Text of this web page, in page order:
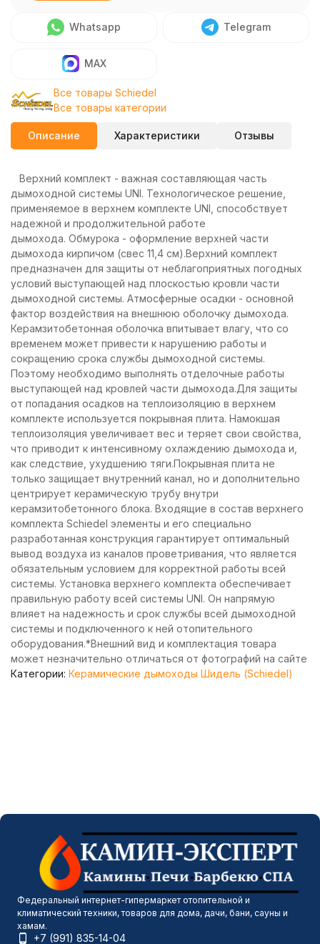
Whatsapp Telegram
MAX
Все товары Schiedel
Все товары категории
Описание Характеристики Отзывы
Верхний комплект - важная составляющая часть
дымоходной системы UNI. Технологическое решение,
применяемое в верхнем комплекте UNI, способствует
надежной и продолжительной работе
дымохода. Обмурока - оформление верхней части
дымохода кирпичом (свес 11,4 см).Верхний комплект
предназначен для защиты от неблагоприятных погодных
условий выступающей над плоскостью кровли части
дымоходной системы. Атмосферные осадки - основной
фактор воздействия на внешнюю оболочку дымохода.
Керамзитобетонная оболочка впитывает влагу, что со
временем может привести к нарушению работы и
сокращению срока службы дымоходной системы.
Поэтому необходимо выполнять отделочные работы
выступающей над кровлей части дымохода.Для защиты
от попадания осадков на теплоизоляцию в верхнем
комплекте используется покрывная плита. Намокшая
теплоизоляция увеличивает вес и теряет свои свойства,
что приводит к интенсивному охлаждению дымохода и,
как следствие, ухудшению тяги.Покрывная плита не
только защищает внутренний канал, но и дополнительно
центрирует керамическую трубу внутри
керамзитобетонного блока. Входящие в состав верхнего
комплекта Schiedel элементы и его специально
разработанная конструкция гарантирует оптимальный
вывод воздуха из каналов проветривания, что является
обязательным условием для корректной работы всей
системы. Установка верхнего комплекта обеспечивает
правильную работу всей системы UNI. Он напрямую
влияет на надежность и срок службы всей дымоходной
системы и подключенного к ней отопительного
оборудования.*Внешний вид и комплектация товара
может незначительно отличаться от фотографий на сайте
Категории: Керамические дымоходы Шидель (Schiedel)
Федеральный интернет-гипермаркет отопительной и
климатический техники, товаров для дома, дачи, бани, сауны и
хамам.
+7 (991) 835-14-04